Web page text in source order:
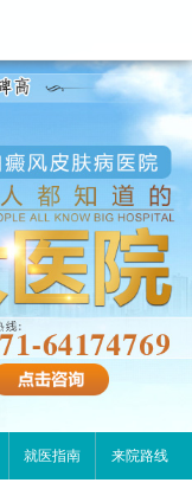
就医指南 来院路线